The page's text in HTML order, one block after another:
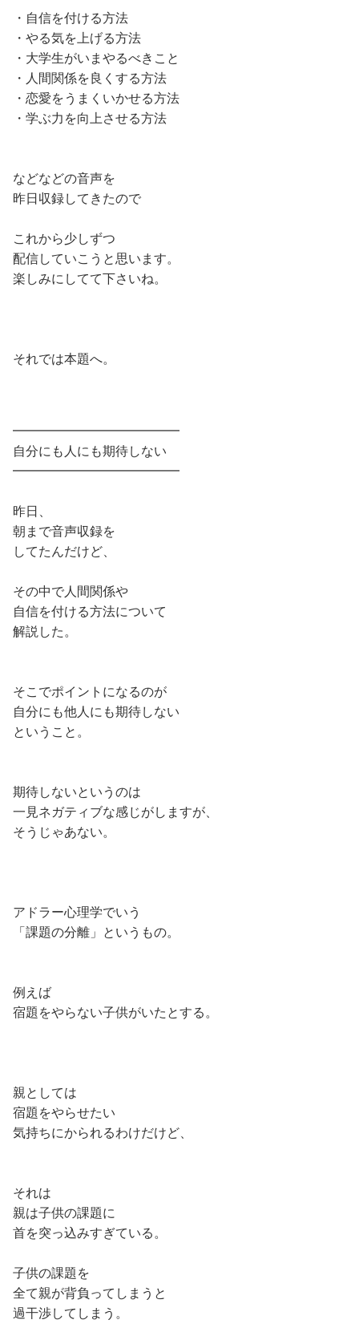
・自信を付ける方法
・やる気を上げる方法
・大学生がいまやるべきこと
・人間関係を良くする方法
・恋愛をうまくいかせる方法
・学ぶ力を向上させる方法
などなどの音声を
昨日収録してきたので
これから少しずつ
配信していこうと思います。
楽しみにしてて下さいね。
それでは本題へ。
━━━━━━━━━━━━━
自分にも人にも期待しない
━━━━━━━━━━━━━
昨日、
朝まで音声収録を
してたんだけど、
その中で人間関係や
自信を付ける方法について
解説した。
そこでポイントになるのが
自分にも他人にも期待しない
ということ。
期待しないというのは
一見ネガティブな感じがしますが、
そうじゃあない。
アドラー心理学でいう
「課題の分離」というもの。
例えば
宿題をやらない子供がいたとする。
親としては
宿題をやらせたい
気持ちにかられるわけだけど、
それは
親は子供の課題に
首を突っ込みすぎている。
子供の課題を
全て親が背負ってしまうと
過干渉してしまう。